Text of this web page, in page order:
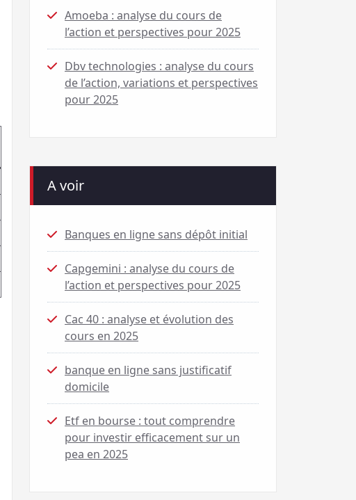
Amoeba : analyse du cours de
l’action et perspectives pour 2025
Dbv technologies : analyse du cours
de l’action, variations et perspectives
pour 2025
A voir
Banques en ligne sans dépôt initial
Capgemini : analyse du cours de
l’action et perspectives pour 2025
Cac 40 : analyse et évolution des
cours en 2025
banque en ligne sans justificatif
domicile
Etf en bourse : tout comprendre
pour investir efficacement sur un
pea en 2025